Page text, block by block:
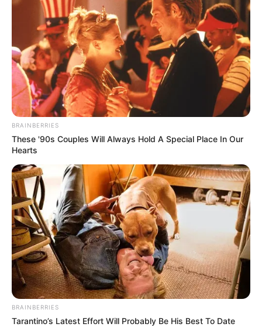
Αυτός που ελέγχει τον καιρό
ελέγχει τον κόσμο
ΠΟΛΕΜΟΣ ΜΕΣΑ ΣΤΟ
ΠΕΝΤΑΓΩΝΟ..
Ο ενεργειακός «Ψυχρός
Πόλεμος»
Οι Γερμανοί πολίτες ζητούν
ανοιχτά ρήξη με τις ΗΠΑ
μετά την επίθεση...
BRAINBERRIES
These '90s Couples Will Always Hold A Special Place In Our
Hearts
BRAINBERRIES
Tarantino’s Latest Effort Will Probably Be His Best To Date